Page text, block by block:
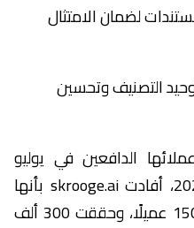
لضمان الامتثال
التصنيف وتحسين
الدافعين في يوليو
2025. واعتبارًا من ديسمبر 2025، أفادت skrooge.ai بأنها
قدّمت خدماتها لما مجموعه 150 عميلًا، وحققت 300 ألف